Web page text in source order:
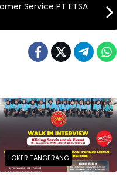
Service PT ETSA
LOKER TANGERANG